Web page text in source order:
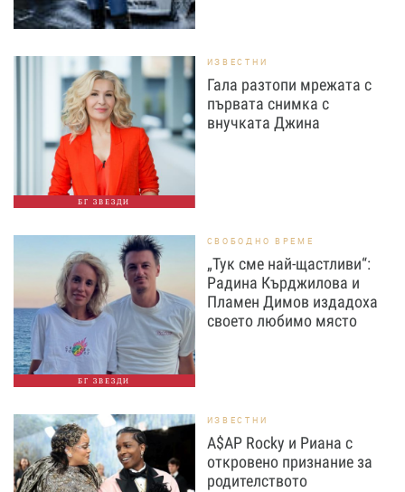
БГ ЗВЕЗДИ
ИЗВЕСТНИ
Гала разтопи мрежата с
първата снимка с
внучката Джина
БГ ЗВЕЗДИ
СВОБОДНО ВРЕМЕ
„Тук сме най-щастливи“:
Радина Кърджилова и
Пламен Димов издадоха
своето любимо място
ИЗВЕСТНИ
A$AP Rocky и Риана с
откровено признание за
родителството